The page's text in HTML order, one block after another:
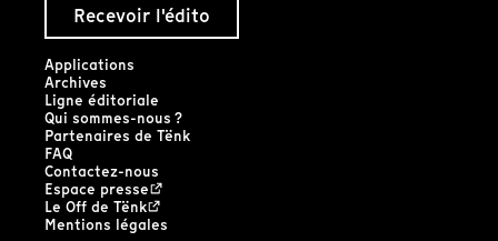
Recevoir l'édito
Applications
Archives
Ligne éditoriale
Qui sommes-nous ?
Partenaires de Tënk
FAQ
Contactez-nous
Espace presse
Le Off de Tënk
Mentions légales